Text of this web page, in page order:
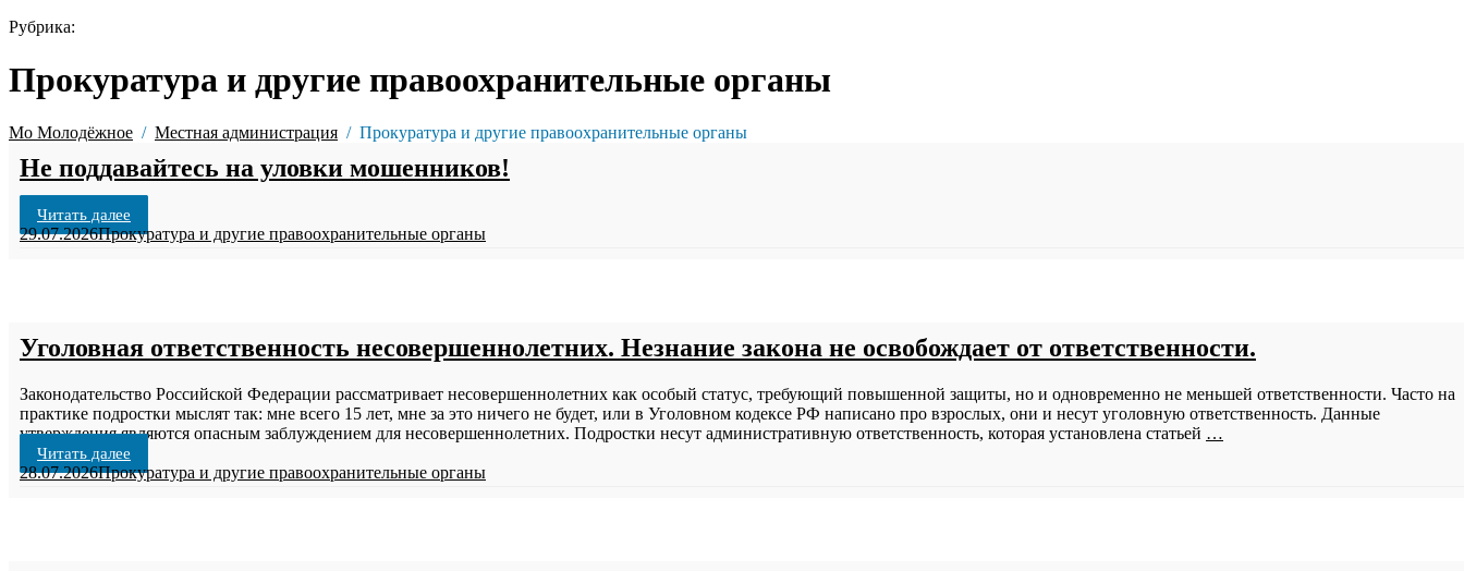
Рубрика:
Прокуратура и другие правоохранительные органы
Мо Молодёжное Местная администрация Прокуратура и другие правоохранительные органы
Не поддавайтесь на уловки мошенников!
Читать далее
29.07.2026Прокуратура и другие правоохранительные органы
Уголовная ответственность несовершеннолетних. Незнание закона не освобождает от ответственности.
Законодательство Российской Федерации рассматривает несовершеннолетних как особый статус, требующий повышенной защиты, но и одновременно не меньшей ответственности. Часто на
практике подростки мыслят так: мне всего 15 лет, мне за это ничего не будет, или в Уголовном кодексе РФ написано про взрослых, они и несут уголовную ответственность. Данные
утверждения являются опасным заблуждением для несовершеннолетних. Подростки несут административную ответственность, которая установлена статьей …
Читать далее
28.07.2026Прокуратура и другие правоохранительные органы